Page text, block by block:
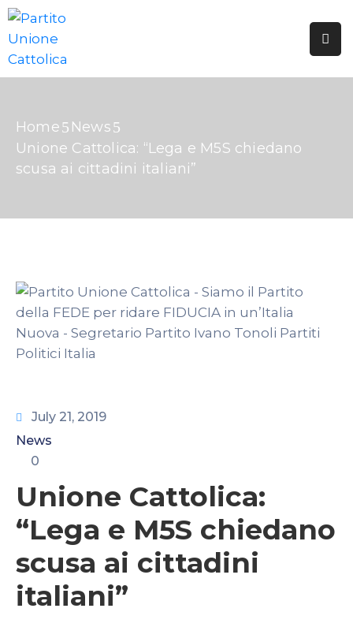
SIAMO
TESSERAMENTO
DOTTRINA
SOCIALE
CONTATTI
Home
News
Unione Cattolica: “Lega e M5S chiedano
scusa ai cittadini italiani”
July 21, 2019
News
0
Unione Cattolica:
“Lega e M5S chiedano
scusa ai cittadini
italiani”